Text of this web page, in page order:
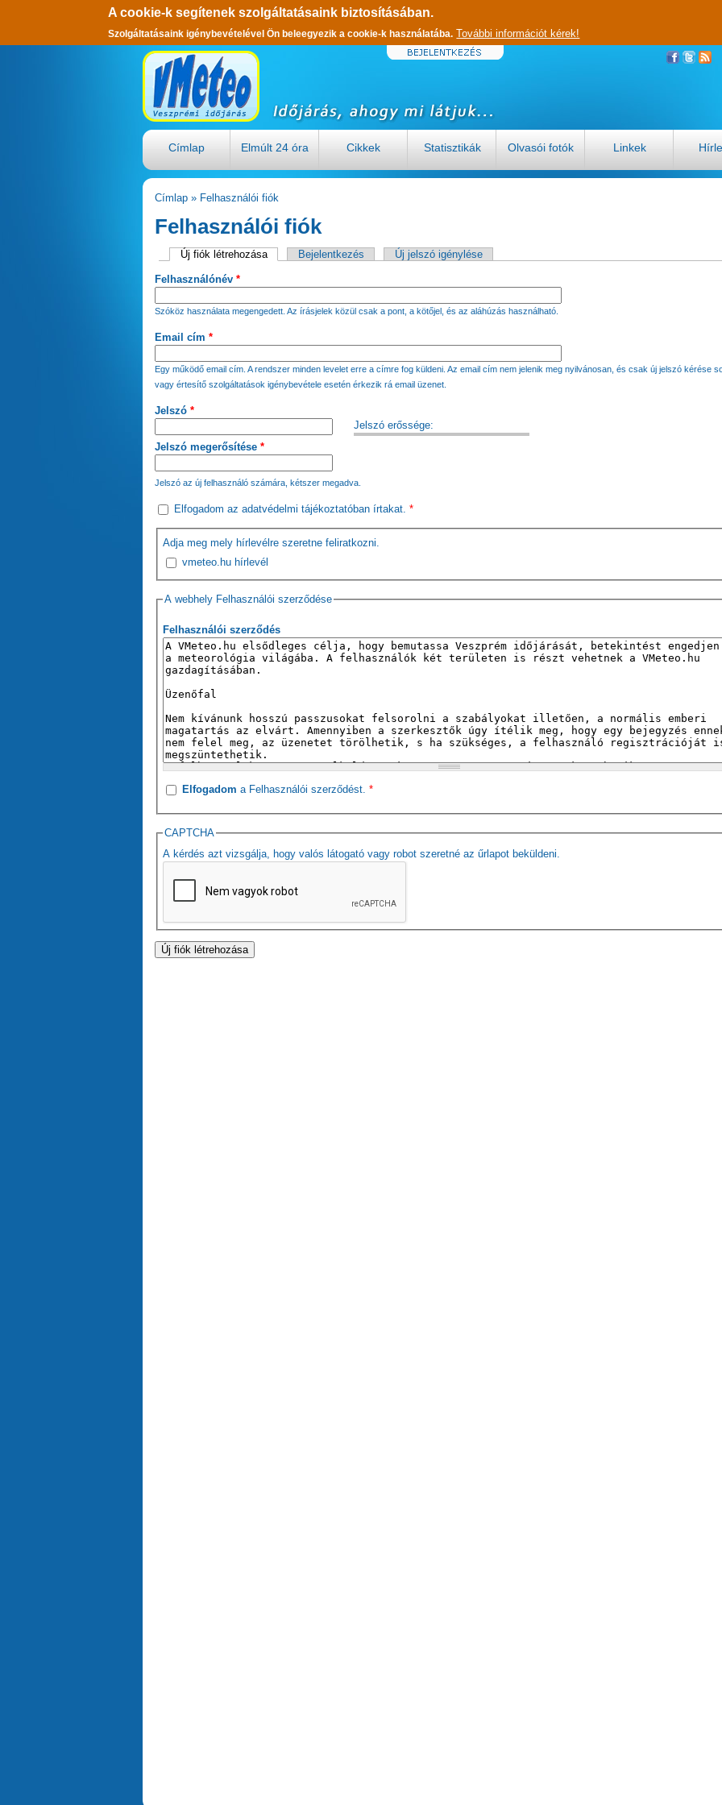
A cookie-k segítenek szolgáltatásaink biztosításában.
Szolgáltatásaink igénybevételével Ön beleegyezik a cookie-k használatába. További információt kérek!
Címlap Elmúlt 24 óra Cikkek Statisztikák Olvasói fotók Linkek
Címlap » Felhasználói fiók
Felhasználói fiók
Új fiók létrehozása(aktív fül)Bejelentkezés Új jelszó igénylése
Felhasználónév *
Szóköz használata megengedett. Az írásjelek közül csak a pont, a kötőjel, és az aláhúzás használható.
Email cím *
Egy működő email cím. A rendszer minden levelet erre a címre fog küldeni. Az email cím nem jelenik meg nyilvánosan, és csak új jelszó kérése
vagy értesítő szolgáltatások igénybevétele esetén érkezik rá email üzenet.
Jelszó erőssége:
Jelszó *
Jelszó megerősítése *
Jelszó az új felhasználó számára, kétszer megadva.
Elfogadom az adatvédelmi tájékoztatóban írtakat. *
Adja meg mely hírlevélre szeretne feliratkozni.
vmeteo.hu hírlevél
A webhely Felhasználói szerződése
Felhasználói szerződés
Elfogadom a Felhasználói szerződést.*
CAPTCHA
A kérdés azt vizsgálja, hogy valós látogató vagy robot szeretné az űrlapot beküldeni.